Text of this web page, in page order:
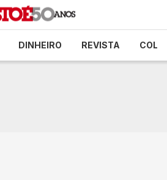
DINHEIRO REVISTA